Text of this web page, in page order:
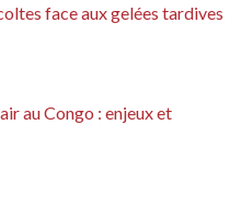
face aux gelées tardives
au Congo : enjeux et